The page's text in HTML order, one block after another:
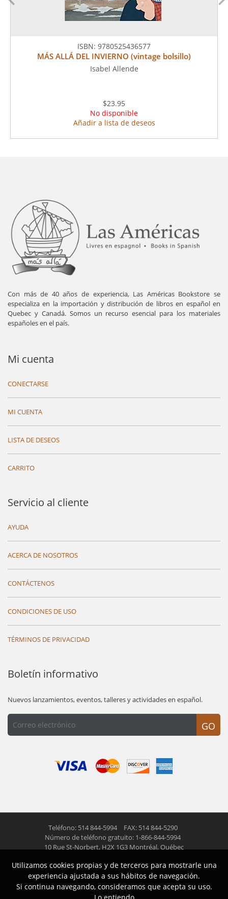
ISBN: 9780525436577
MÁS ALLÁ DEL INVIERNO (vintage bolsillo)
Isabel Allende
$23.95
No disponible
Añadir a lista de deseos
Con más de 40 años de experiencia, Las Américas Bookstore se
especializa en la importación y distribución de libros en español en
Quebec y Canadá. Somos un recurso esencial para los materiales
españoles en el país.
Mi cuenta
CONECTARSE
MI CUENTA
LISTA DE DESEOS
CARRITO
Servicio al cliente
AYUDA
ACERCA DE NOSOTROS
CONTÁCTENOS
CONDICIONES DE USO
TÉRMINOS DE PRIVACIDAD
Boletín informativo
Nuevos lanzamientos, eventos, talleres y actividades en español.
GO
Teléfono: 514 844-5994
FAX: 514 844-5290
Número de teléfono gratuito: 1-866-844-5994
10 Rue St-Norbert, H2X 1G3 Montréal, Québec
© 2026 Las Americas inc. Todos los derechos reservados
Siguenos
Utilizamos cookies propias y de terceros para mostrarle una
experiencia ajustada a sus hábitos de navegación.
Si continua navegando, consideramos que acepta su uso.